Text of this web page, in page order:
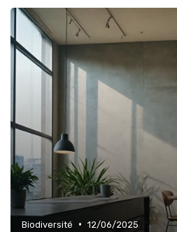
Biodiversité • 12/06/2025